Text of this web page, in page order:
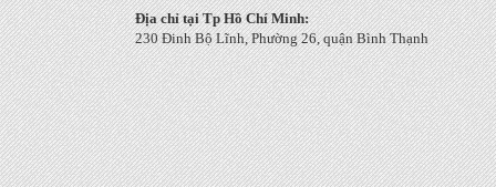
Địa chỉ tại Tp Hồ Chí Minh:
230 Đinh Bộ Lĩnh, Phường 26, quận Bình Thạnh